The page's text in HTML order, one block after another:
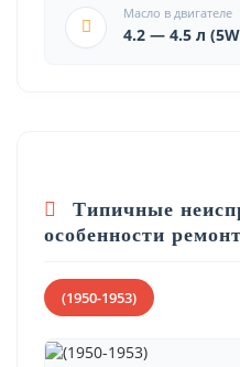
Масло в двигателе
4.2 — 4.5 л
Типичные
особенности
(1950-1953)